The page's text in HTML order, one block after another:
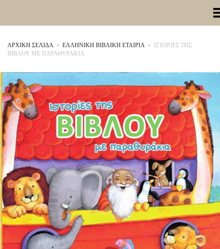
Toggle
ΑΡΧΙΚΉ ΣΕΛΊΔΑ » ΕΛΛΗΝΙΚΗ ΒΙΒΛΙΚΗ ΕΤΑΙΡΙΑ » ΙΣΤΟΡΙΕΣ ΤΗΣ
ΒΙΒΛΟΥ ΜΕ ΠΑΡΑΘΥΡΑΚΙΑ
+